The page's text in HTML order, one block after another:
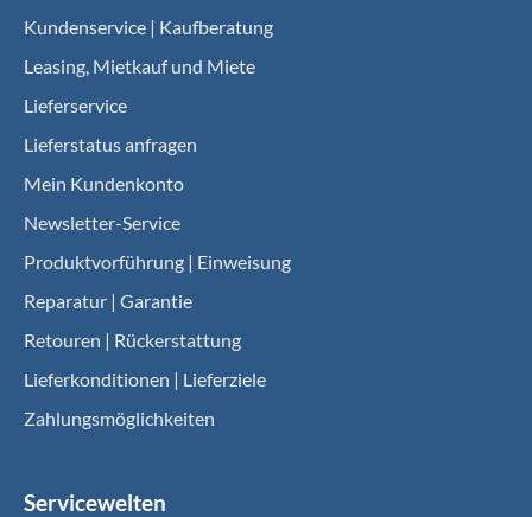
Kundenservice | Kaufberatung
Leasing, Mietkauf und Miete
Lieferservice
Lieferstatus anfragen
Mein Kundenkonto
Newsletter-Service
Produktvorführung | Einweisung
Reparatur | Garantie
Retouren | Rückerstattung
Lieferkonditionen | Lieferziele
Zahlungsmöglichkeiten
Servicewelten